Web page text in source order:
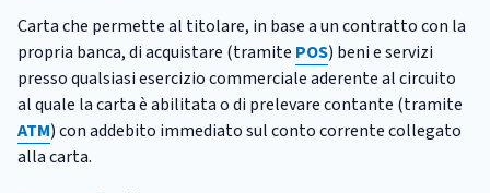
Carta che permette al titolare, in base a un contratto con la
propria banca, di acquistare (tramite POS) beni e servizi
presso qualsiasi esercizio commerciale aderente al circuito
al quale la carta è abilitata o di prelevare contante (tramite
ATM) con addebito immediato sul conto corrente collegato
alla carta.